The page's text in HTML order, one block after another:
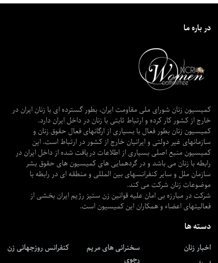
در باره ما
کمیسیون زنان شورای ملی مقاومت ایران، بطور گسترده ای با زنان ایران در
خارج از کشور کار کرده و ارتباط ثابتی با زنان در داخل ایران دارد.
کمیسیون زنان بطور فعال با بسیاری از ارگانهای فعال حقوق زنان و
سازمانهای غیر دولتی و ایرانیان خارج از کشور در ارتباط است. این
کمیسیون منبع اصلی بسیاری از اطلاعات دریافت شده از داخل ایران در
رابطه با زنان می باشد و در گردهمایی های کمیسیون های حقوق بشر
سازمان ملل و سایر کنفرانسهای بین المللی و منطقه ای در رابطه با
موضوعات زنان شرکت می کند.
شرکت در مبارزه بی امان علیه قوانین زن ستیز رژیم ایران بخشی از
فعالیتهای اعضاء و همکاران این کمیسیون است.
دسته ها
اخبار زنان
سخنرانی های مریم
رجوی
کنفرانس روزجهانی زن